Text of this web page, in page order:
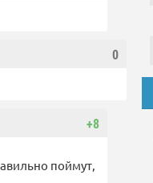
0
+8
поймут,